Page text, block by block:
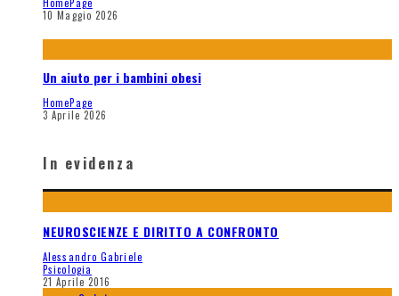
10 Maggio 2026
Un aiuto per i bambini obesi
HomePage
3 Aprile 2026
In evidenza
NEUROSCIENZE E DIRITTO A CONFRONTO
Alessandro Gabriele
Psicologia
21 Aprile 2016